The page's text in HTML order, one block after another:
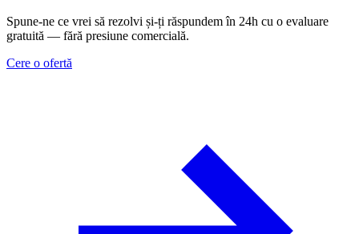
Spune-ne ce vrei să rezolvi și-ți răspundem în 24h cu o evaluare
gratuită — fără presiune comercială.
Cere o ofertă